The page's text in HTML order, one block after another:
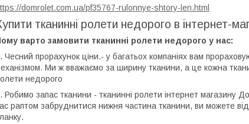
domrolet.com.ua/pf35767-rulonnye-shtory-len.html
тканинні ролети недорого в інтернет-
варто замовити тканинні ролети недорого у нас:
Чесний прорахунок ціни.- у багатьох компаніях вам
Ми ж вважаємо за ширину тканини, а це кожна
недорого
Робимо запас тканини - тканинні ролети інтернет магазину
раптом забруднитися нижня частина тканини, ви можете